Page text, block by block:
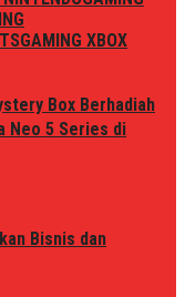
GAMING XBOX
Box Berhadiah
Neo 5 Series di
Bisnis dan